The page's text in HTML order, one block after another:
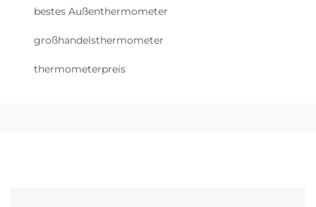
bestes Außenthermometer
großhandelsthermometer
thermometerpreis